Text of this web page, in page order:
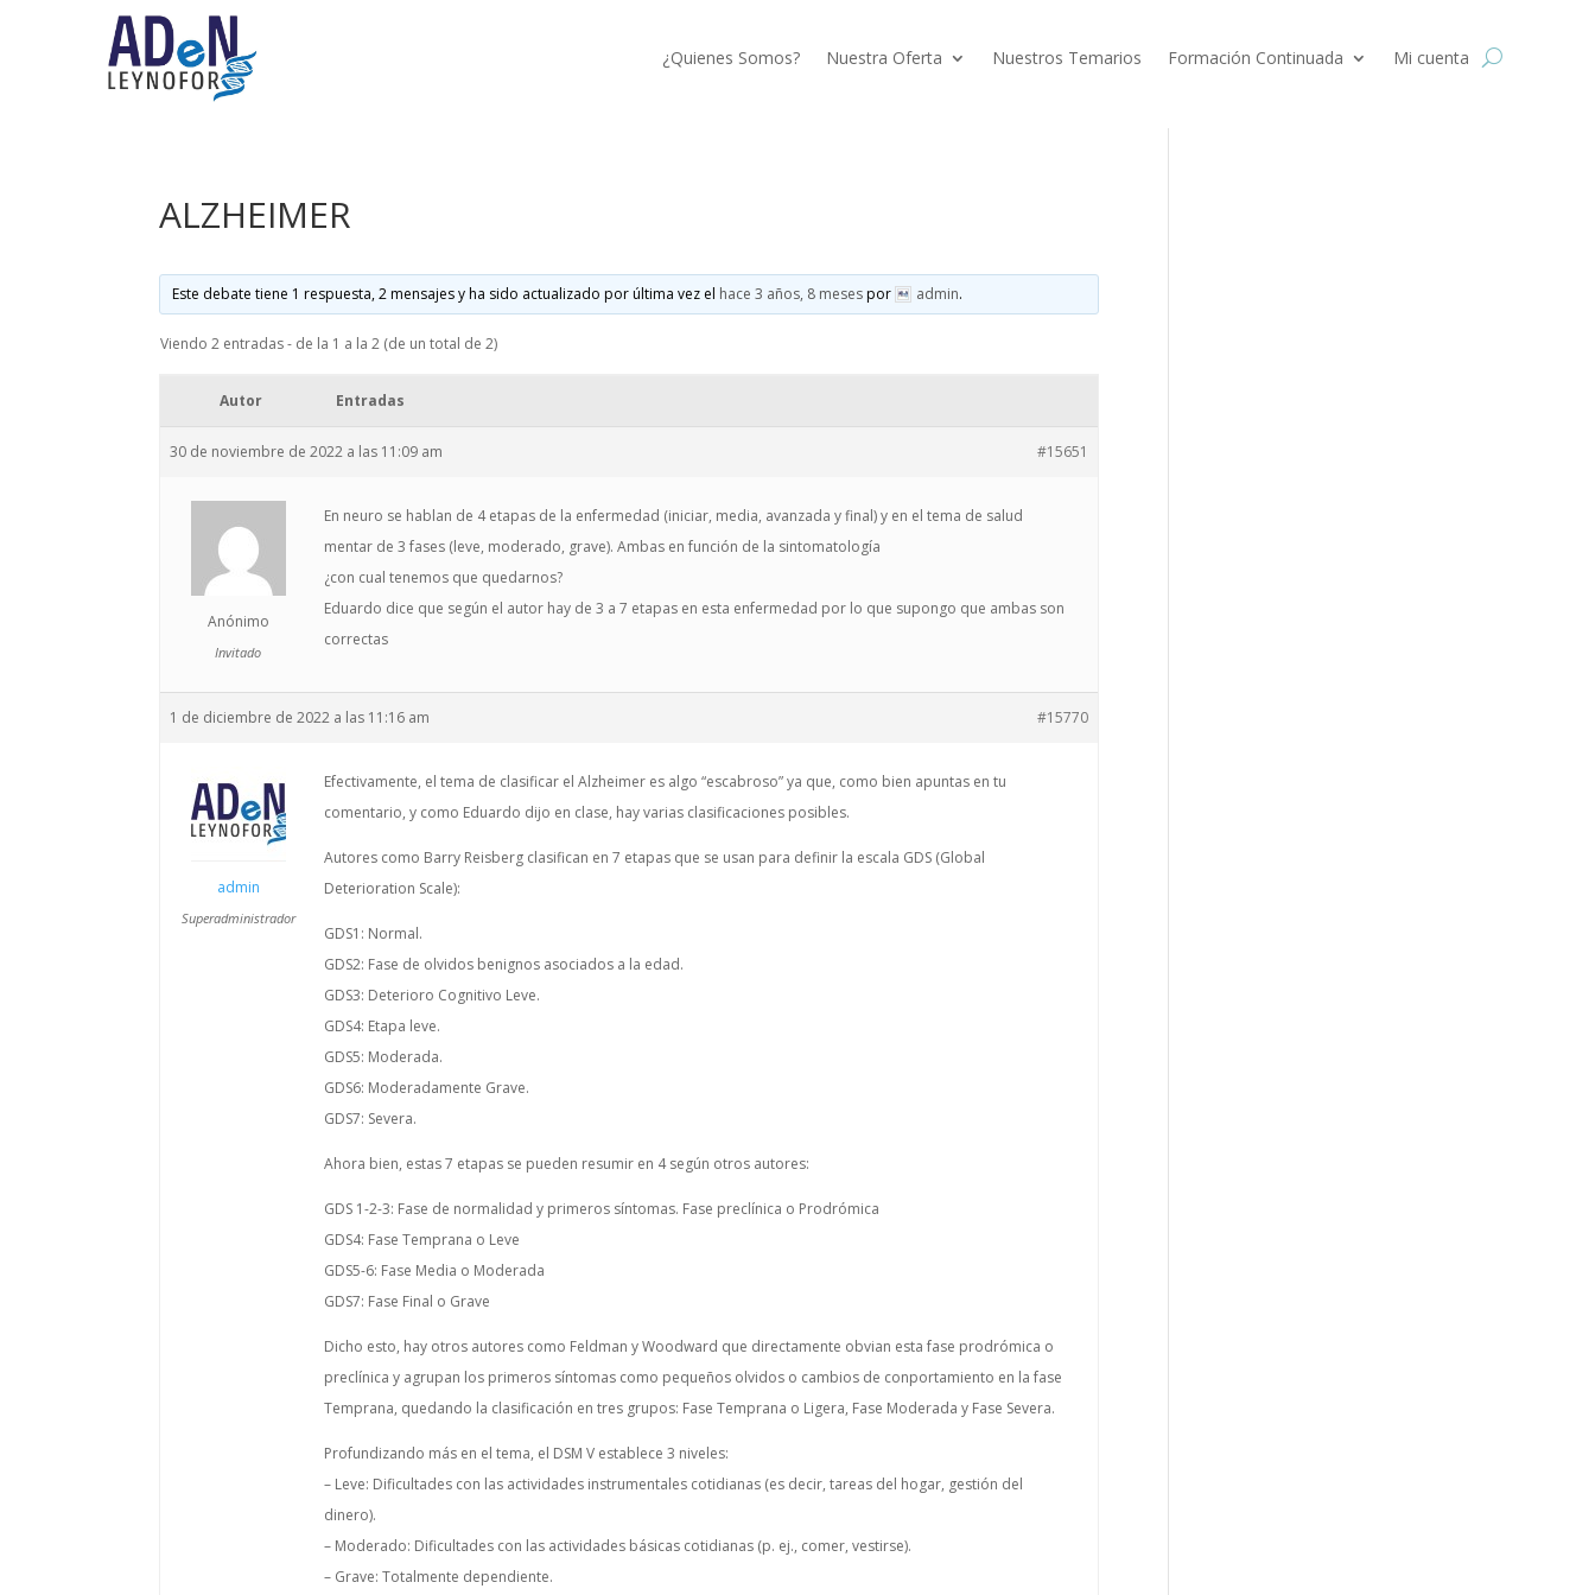
¿Quienes Somos? Nuestra Oferta Nuestros Temarios Formación Continuada Mi cuenta
ALZHEIMER
Este debate tiene 1 respuesta, 2 mensajes y ha sido actualizado por última vez el hace 3 años, 8 mesespor admin.
Viendo 2 entradas - de la 1 a la 2 (de un total de 2)
Autor Entradas
30 de noviembre de 2022 a las 11:09 am #15651
Anónimo
Invitado
En neuro se hablan de 4 etapas de la enfermedad (iniciar, media, avanzada y final) y en el tema de salud
mentar de 3 fases (leve, moderado, grave). Ambas en función de la sintomatología
¿con cual tenemos que quedarnos?
Eduardo dice que según el autor hay de 3 a 7 etapas en esta enfermedad por lo que supongo que ambas son
correctas
1 de diciembre de 2022 a las 11:16 am #15770
admin
Superadministrador
Efectivamente, el tema de clasificar el Alzheimer es algo “escabroso” ya que, como bien apuntas en tu
comentario, y como Eduardo dijo en clase, hay varias clasificaciones posibles.
Autores como Barry Reisberg clasifican en 7 etapas que se usan para definir la escala GDS (Global
Deterioration Scale):
GDS1: Normal.
GDS2: Fase de olvidos benignos asociados a la edad.
GDS3: Deterioro Cognitivo Leve.
GDS4: Etapa leve.
GDS5: Moderada.
GDS6: Moderadamente Grave.
GDS7: Severa.
Ahora bien, estas 7 etapas se pueden resumir en 4 según otros autores:
GDS 1-2-3: Fase de normalidad y primeros síntomas. Fase preclínica o Prodrómica
GDS4: Fase Temprana o Leve
GDS5-6: Fase Media o Moderada
GDS7: Fase Final o Grave
Dicho esto, hay otros autores como Feldman y Woodward que directamente obvian esta fase prodrómica o
preclínica y agrupan los primeros síntomas como pequeños olvidos o cambios de conportamiento en la fase
Temprana, quedando la clasificación en tres grupos: Fase Temprana o Ligera, Fase Moderada y Fase Severa.
Profundizando más en el tema, el DSM V establece 3 niveles:
– Leve: Dificultades con las actividades instrumentales cotidianas (es decir, tareas del hogar, gestión del
dinero).
– Moderado: Dificultades con las actividades básicas cotidianas (p. ej., comer, vestirse).
– Grave: Totalmente dependiente.